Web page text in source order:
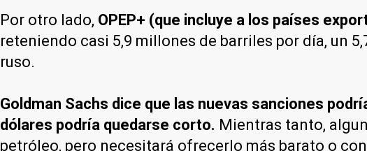
Por otro lado, OPEP+ (que incluye a los países
reteniendo casi 5,9 millones de barriles por día, un
ruso.
Goldman Sachs dice que las nuevas sanciones
dólares podría quedarse corto. Mientras tanto,
petróleo, pero necesitará ofrecerlo más barato o